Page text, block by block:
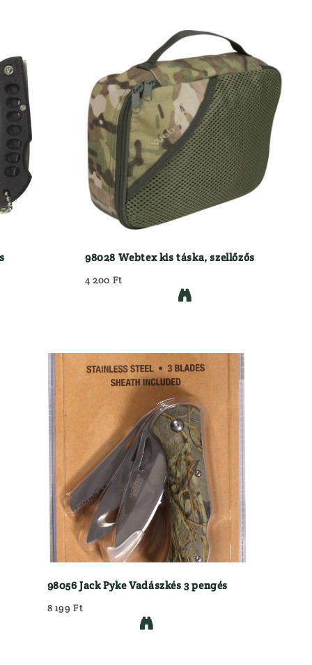
98028 Webtex kis táska, szellőzős
4 200 Ft

98056 Jack Pyke Vadászkés 3 pengés
8 199 Ft
